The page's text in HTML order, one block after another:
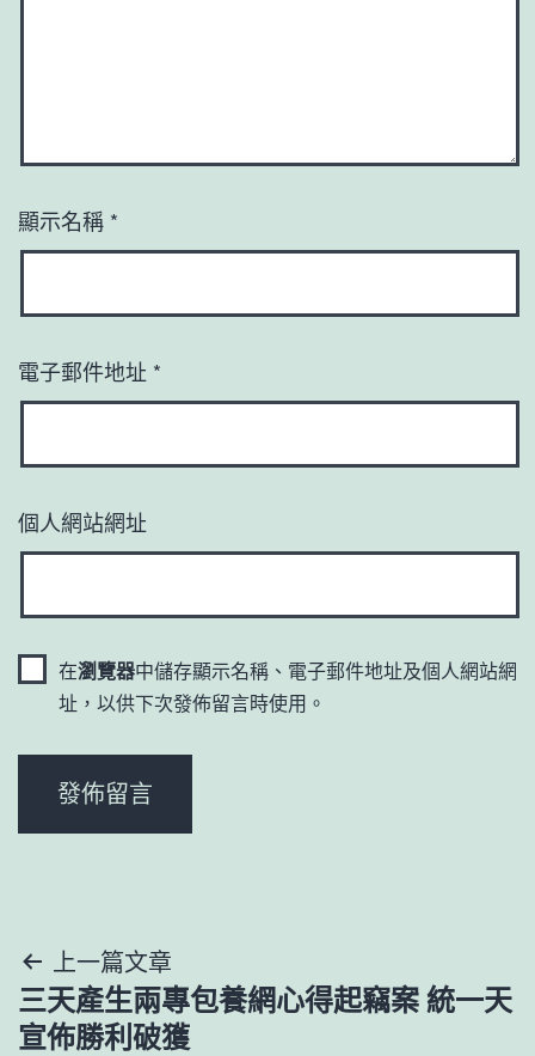
顯示名稱 *
電子郵件地址 *
個人網站網址
在瀏覽器中儲存顯示名稱、電子郵件地址及個人網站網
址，以供下次發佈留言時使用。
文
章
上一篇文章
三天產生兩專包養網心得起竊案 統一天
宣佈勝利破獲